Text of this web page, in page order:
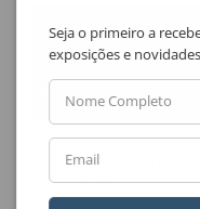
Uberto Zamith
Sem Título
Seja o primeiro a
exposições e
Nome Completo
Email